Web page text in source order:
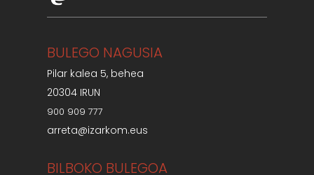
BULEGO NAGUSIA
Pilar kalea 5, behea
20304 IRUN
900 909 777
arreta@izarkom.eus
BILBOKO BULEGOA